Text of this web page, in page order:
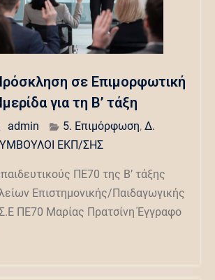
σε Επιμορφωτική
για τη Β’ τάξη
admin 5. Επιμόρφωση, Δ.
ΕΚΠ/ΣΗΣ
ΠΕ70 της Β’ τάξης
Επιστημονικής/Παιδαγωγικής
ΠΕ70 Μαρίας Πρατσίνη Έγγραφο